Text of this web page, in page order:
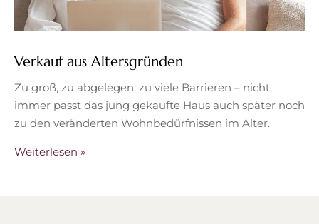
Verkauf aus Altersgründen
Zu groß, zu abgelegen, zu viele Barrieren – nicht
immer passt das jung gekaufte Haus auch später noch
zu den veränderten Wohnbedürfnissen im Alter.
Weiterlesen »